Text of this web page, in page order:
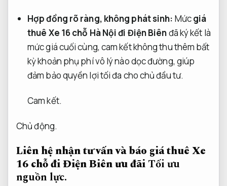
Hợp đồng rõ ràng, không phát sinh: Mứcgiá
thuê Xe 16 chỗ Hà Nội đi Điện Biênđã ký kết là
mức giá cuối cùng, cam kết không thu thêm bất
kỳ khoản phụ phí vô lý nào dọc đường, giúp
đảm bảo quyền lợi tối đa cho chủ đầu tư.
Cam kết.
Chủ động.
Liên hệ nhận tư vấn và báo giá thuê Xe
16 chỗ đi Điện Biên ưu đãiTối ưu
nguồn lực.